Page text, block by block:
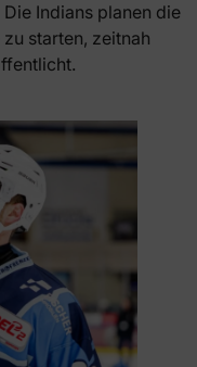
Indians planen die
starten, zeitnah